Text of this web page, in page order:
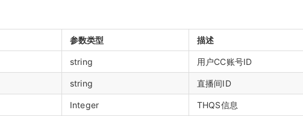
参数类型 描述
string 用户CC账号ID
string 直播间ID
Integer THQS信息